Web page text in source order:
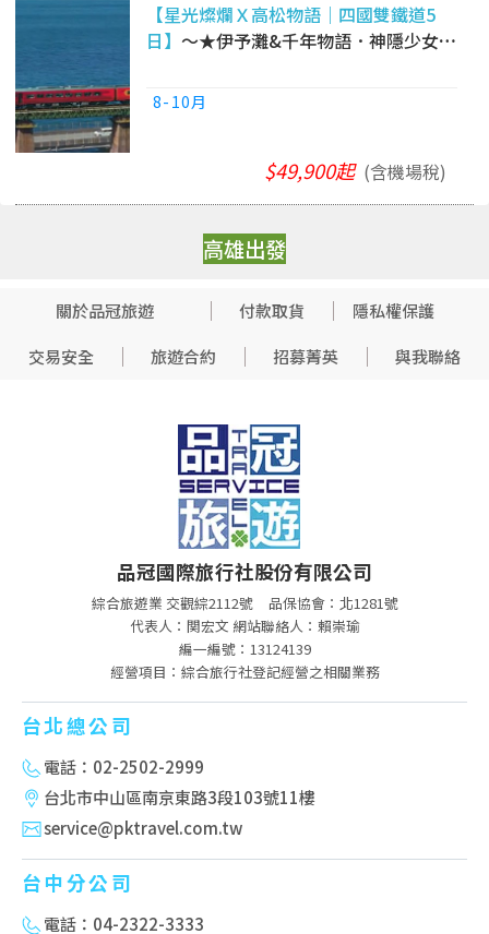
【星光燦爛Ｘ高松物語｜四國雙鐵道5
日】 ～★伊予灘&千年物語．神隱少女湯
溫泉．星宇
8-10月
$49,900起 (含機場稅)
高雄出發
關於品冠旅遊 付款取貨
隱私權保護
交易安全
旅遊合約 招募菁英 與我聯絡
品冠國際旅行社股份有限公司
綜合旅遊業 交觀綜2112號
品保協會：北1281號
代表人：関宏文 網站聯絡人：賴崇瑜
編一編號：13124139
經營項目：綜合旅行社登記經營之相關業務
台北總公司
電話：02-2502-2999
台北市中山區南京東路3段103號11樓
service@pktravel.com.tw
台中分公司
電話：04-2322-3333